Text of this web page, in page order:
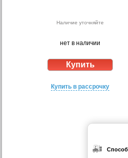
Наличие уточняйте
нет в наличии
Купить в рассрочку